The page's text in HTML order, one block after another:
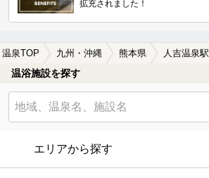
拡充されました！
温泉TOP 九州・沖縄 熊本県 人吉温泉駅
温浴施設を探す
エリアから探す